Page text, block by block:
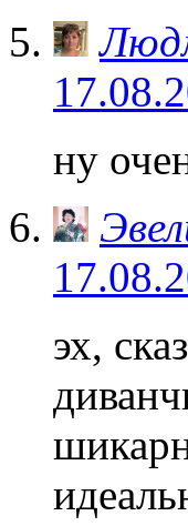
ну
эх,